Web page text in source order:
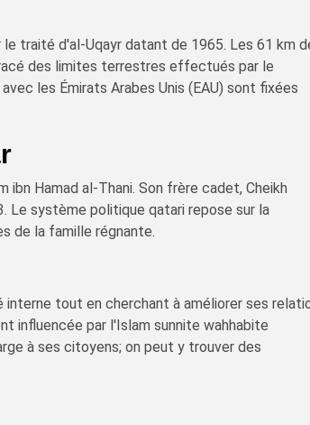
traité d'al-Uqayr datant de 1965. Les 61 km
des limites terrestres effectués par le
les Émirats Arabes Unis (EAU) sont fixées
ibn Hamad al-Thani. Son frère cadet, Cheikh
Le système politique qatari repose sur la
de la famille régnante.
tout en cherchant à améliorer ses
influencée par l'Islam sunnite wahhabite
à ses citoyens; on peut y trouver des